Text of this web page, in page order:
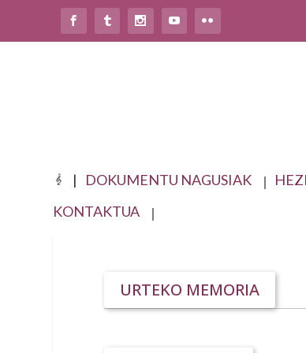
DOKUMENTU NAGUSIAK
KONTAKTUAIKASTURTEKO INFORMAZIOA
URTEKO MEMORIA